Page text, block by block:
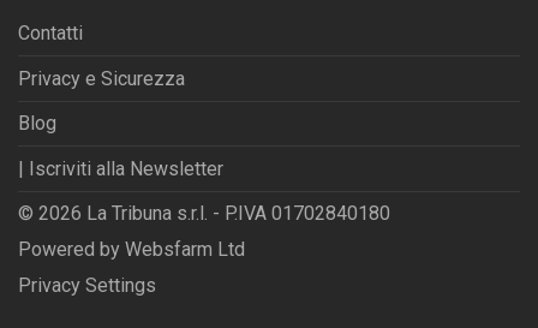
Contatti
Privacy e Sicurezza
Blog
| Iscriviti alla Newsletter
© 2026 La Tribuna s.r.l. - P.IVA 01702840180
Powered by Websfarm Ltd
Privacy Settings